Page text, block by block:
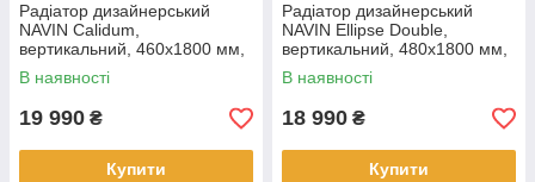
Радіатор дизайнерський
NAVIN Calidum,
вертикальний, 460x1800 мм,
1657 Вт, нижнє підключення
50 мм, білий
В наявності
19 990 ₴
Купити
Радіатор дизайнерський
NAVIN Ellipse Double,
вертикальний, 480x1800 мм,
1532 Вт, бічне підключення,
чорний муар
В наявності
18 990 ₴
Купити